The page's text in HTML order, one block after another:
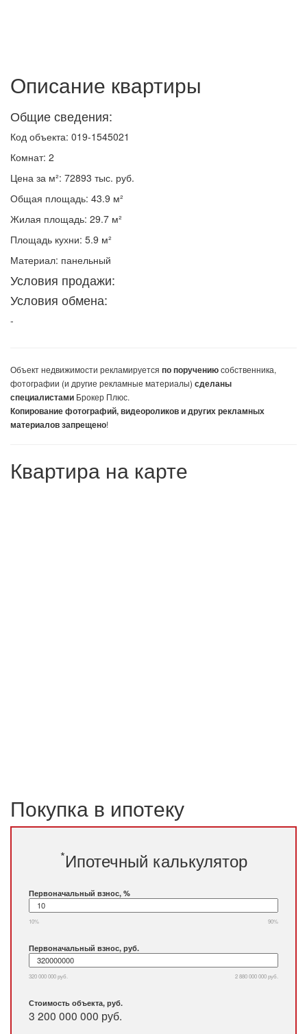
Описание квартиры
Общие сведения:
Код объекта: 019-1545021
Комнат: 2
Цена за м²: 72893 тыс. руб.
Общая площадь: 43.9 м²
Жилая площадь: 29.7 м²
Площадь кухни: 5.9 м²
Материал: панельный
Условия продажи:
Условия обмена:
-
Объект недвижимости рекламируется по поручениюсобственника,
фотографии (и другие рекламные материалы) сделаны
специалистами Брокер Плюс.
Копирование фотографий, видеороликов и других рекламных
материалов запрещено!
Квартира на карте
Покупка в ипотеку
*Ипотечный калькулятор
Первоначальный взнос, %
10% 90%
Первоначальный взнос, руб.
320 000 000 руб. 2 880 000 000 руб.
Стоимость объекта, руб.
3 200 000 000 руб.